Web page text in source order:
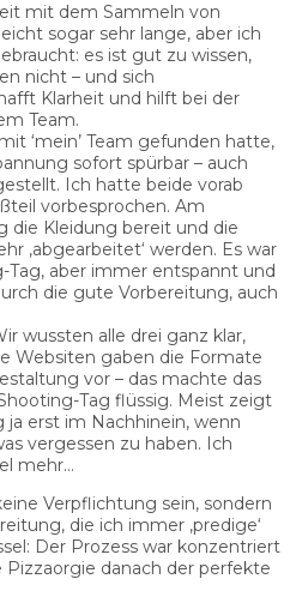
mit dem Sammeln von
sogar sehr lange, aber ich
es ist gut zu wissen,
nicht – und sich
Klarheit und hilft bei der
Team.
‘mein’ Team gefunden hatte,
sofort spürbar – auch
Ich hatte beide vorab
vorbesprochen. Am
die Kleidung bereit und die
‚abgearbeitet‘ werden. Es war
Tag, aber immer entspannt und
die gute Vorbereitung, auch
wussten alle drei ganz klar,
Websiten gaben die Formate
vor – das machte das
Tag flüssig. Meist zeigt
ja erst im Nachhinein, wenn
vergessen zu haben. Ich
mehr…
Verpflichtung sein, sondern
die ich immer ‚predige‘
Der Prozess war konzentriert
danach der perfekte